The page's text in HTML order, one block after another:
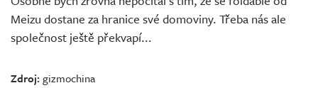
Meizu dostane za hranice své domoviny. Třeba nás ale
společnost ještě překvapí...
Zdroj:gizmochina